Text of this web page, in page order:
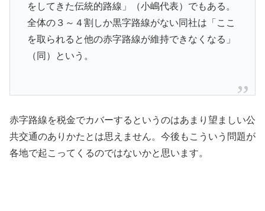
をしてきた伝統的路線」（小嶋代表）でもある。
全体の３～４割しか黒字路線がない同社は「ここ
を取られると他の赤字路線が維持できなくなる」
（同）という。
赤字路線を税金でカバーするというのはあまり望ましい公
共交通のありかたとは思えません。今後もこういう問題が
各地で起こってくるのではないかと思います。